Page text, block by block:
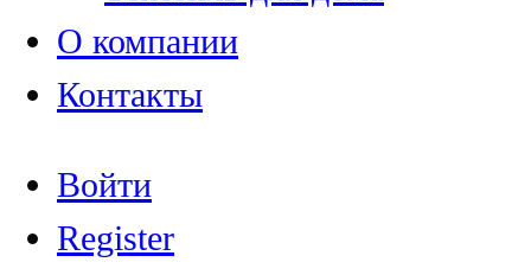
О компании
Контакты
Войти
Register